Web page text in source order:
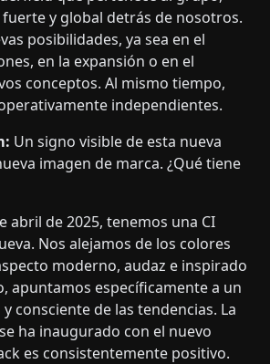
y global detrás de nosotros.
posibilidades, ya sea en el
en la expansión o en el
conceptos. Al mismo tiempo,
independientes.
Un signo visible de esta nueva
imagen de marca. ¿Qué tiene
abril de 2025, tenemos una CI
Nos alejamos de los colores
moderno, audaz e inspirado
apuntamos específicamente a un
consciente de las tendencias. La
ha inaugurado con el nuevo
es consistentemente positivo.